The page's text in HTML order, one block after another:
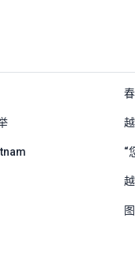
Quốc
“